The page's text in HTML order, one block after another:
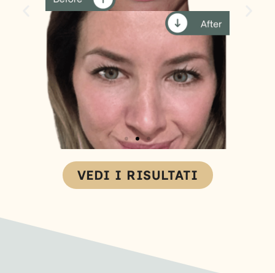
VEDI I RISULTATI